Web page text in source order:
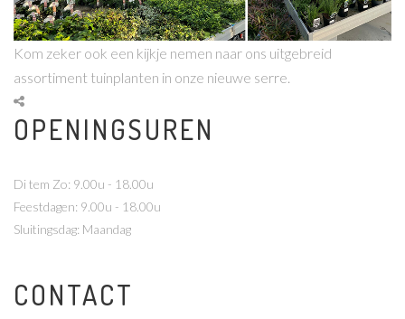
Kom zeker ook een kijkje nemen naar ons uitgebreid
assortiment tuinplanten in onze nieuwe serre.
OPENINGSUREN
Di tem Zo: 9.00u - 18.00u
Feestdagen: 9.00u - 18.00u
Sluitingsdag: Maandag
CONTACT